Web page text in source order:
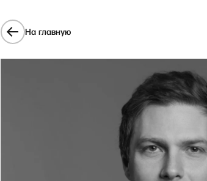
На главную
Breakfast show с